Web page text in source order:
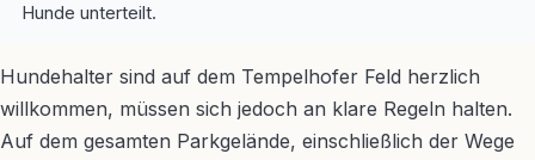
Hunde unterteilt.
Hundehalter sind auf dem Tempelhofer Feld herzlich
willkommen, müssen sich jedoch an klare Regeln halten.
Auf dem gesamten Parkgelände, einschließlich der Wege